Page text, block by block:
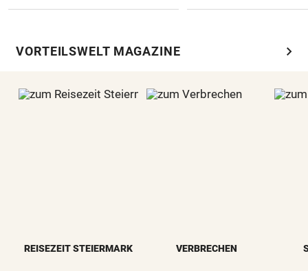
VORTEILSWELT MAGAZINE chevron_right
REISEZEIT STEIERMARK VERBRECHEN